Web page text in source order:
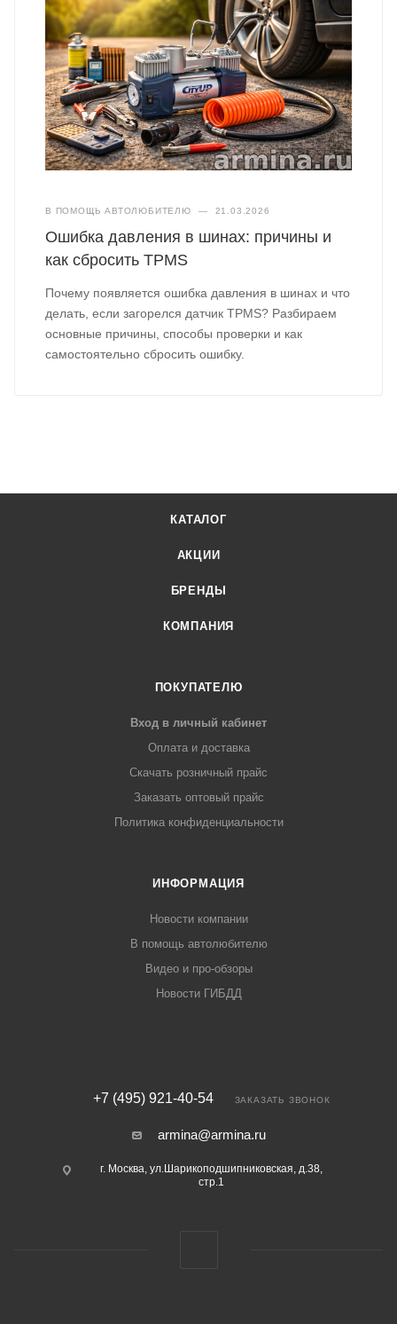
В ПОМОЩЬ АВТОЛЮБИТЕЛЮ — 21.03.2026
Ошибка давления в шинах: причины и
как сбросить TPMS
Почему появляется ошибка давления в шинах и что
делать, если загорелся датчик TPMS? Разбираем
основные причины, способы проверки и как
самостоятельно сбросить ошибку.
КАТАЛОГ
АКЦИИ
БРЕНДЫ
КОМПАНИЯ
ПОКУПАТЕЛЮ
Вход в личный кабинет
Оплата и доставка
Скачать розничный прайс
Заказать оптовый прайс
Политика конфиденциальности
ИНФОРМАЦИЯ
Новости компании
В помощь автолюбителю
Видео и про-обзоры
Новости ГИБДД
+7 (495) 921-40-54 ЗАКАЗАТЬ ЗВОНОК
armina@armina.ru
г. Москва, ул.Шарикоподшипниковская, д.38,
стр.1